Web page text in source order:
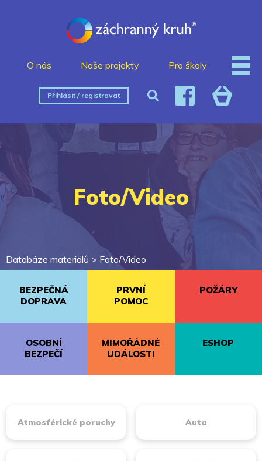
O nás Naše projekty Pro školy
Přihlásit / registrovat
Foto/Video
Databáze materiálů > Foto/Video
BEZPEČNÁ
DOPRAVA
PRVNÍ
POMOC
POŽÁRY
OSOBNÍ
BEZPEČÍ
MIMOŘÁDNÉ
UDÁLOSTI
ESHOP
Atmosférické poruchy Auta